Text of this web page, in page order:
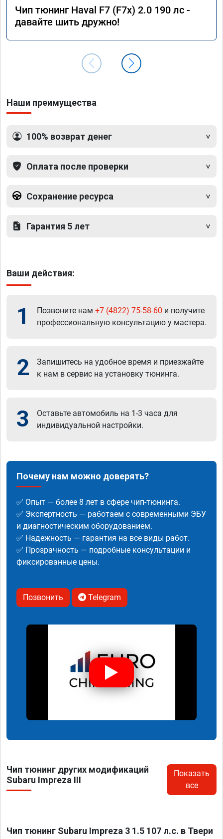
Чип тюнинг Haval F7 (F7x) 2.0 190 лс -
давайте шить дружно!
Наши преимущества
100% возврат денег
Оплата после проверки
Сохранение ресурса
Гарантия 5 лет
Ваши действия:
1 Позвоните нам +7 (4822) 75-58-60 и получите
профессиональную консультацию у мастера.
2
Запишитесь на удобное время и приезжайте
к нам в сервис на установку тюнинга.
3
Оставьте автомобиль на 1-3 часа для
индивидуальной настройки.
Почему нам можно доверять?
✅ Опыт — более 8 лет в сфере чип-тюнинга.
✅ Экспертность — работаем с современными ЭБУ
и диагностическим оборудованием.
✅ Надежность — гарантия на все виды работ.
✅ Прозрачность — подробные консультации и
фиксированные цены.
Позвонить Telegram
Чип тюнинг других модификаций
Subaru Impreza III
Показать
все
Чип тюнинг Subaru Impreza 3 1.5 107 л.с. в Твери